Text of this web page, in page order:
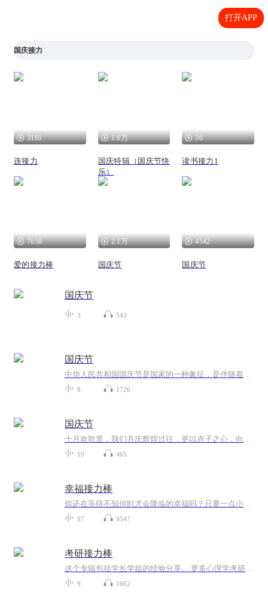
打开APP
国庆接力
3181
连接力
1.6万
国庆特辑（国庆节快
乐）
56
读书接力1
7658
爱的接力棒
2.1万
国庆节
4542
国庆节
国庆节
3 543
国庆节
中华人民共和国国庆节是国家的一种象征，是伴随着国家的出现而出现的。让我们用诗歌朗诵歌颂祖国的繁荣富强，国泰民安。
8 1726
国庆节
十月欢歌里，我们共庆辉煌过往，更以赤子之心，向未来书写滚烫的誓言——这盛世，值得我们以热爱相拥。
10 465
幸福接力棒
你还在等待不知何时才会降临的幸福吗？只要一点小改变，让自己快乐的方法其实很简单。人生由多数零碎片段，再加上少数大事拼凑而成。然而，为什么我们只在大事上慎重以对，却总是被小事绊倒，虚度日常，让幸福无限延期，徒增遗憾呢？
97 9547
考研接力棒
这个专辑包括学长学姐的经验分享。 更多心理学考研资讯，欢迎每周五、周六晚7点来YY频道：80663099 也可以访问我的官方网站： www.blingschool.com
9 1662